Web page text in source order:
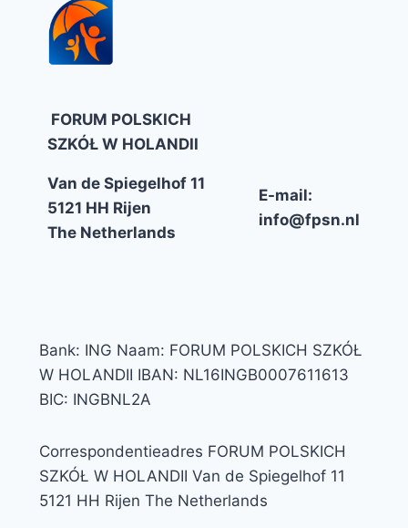
FORUM POLSKICH
SZKÓŁ W HOLANDII
Van de Spiegelhof 11
5121 HH Rijen
The Netherlands
E-mail:
info@fpsn.nl
Bank: ING Naam: FORUM POLSKICH SZKÓŁ
W HOLANDII IBAN: NL16INGB0007611613
BIC: INGBNL2A
Correspondentieadres FORUM POLSKICH
SZKÓŁ W HOLANDII Van de Spiegelhof 11
5121 HH Rijen The Netherlands